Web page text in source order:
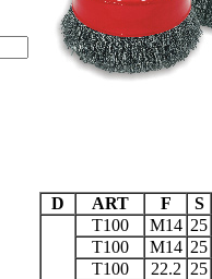
D ART F S
T100 M14 25
T100
M14 25
T100
22.2 25